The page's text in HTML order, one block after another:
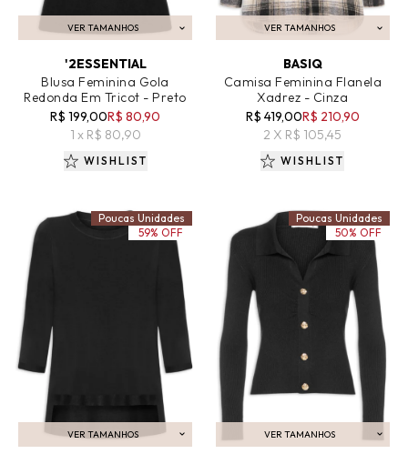
VER TAMANHOS
ADICIONAR AO CARRINHO
'2ESSENTIAL
Blusa Feminina Gola
Redonda Em Tricot - Preto
R$ 199,00R$ 80,90
1 x R$ 80,90
WISHLIST
VER TAMANHOS
ADICIONAR AO CARRINHO
BASIQ
Camisa Feminina Flanela
Xadrez - Cinza
R$ 419,00R$ 210,90
2 X R$ 105,45
WISHLIST
VER TAMANHOS
ADICIONAR AO CARRINHO
Poucas Unidades
59% OFF
VER TAMANHOS
ADICIONAR AO CARRINHO
Poucas Unidades
50% OFF